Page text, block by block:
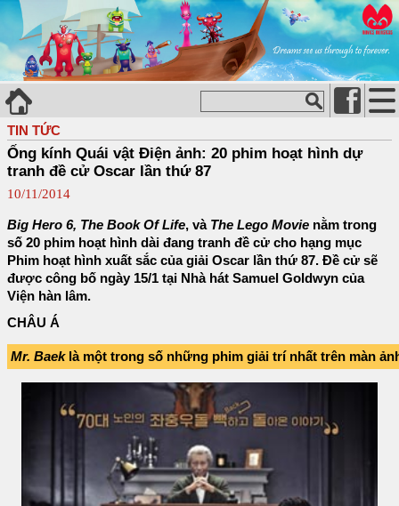
TIN TỨC
Ống kính Quái vật Điện ảnh: 20 phim hoạt hình dự
tranh đề cử Oscar lần thứ 87
10/11/2014
Big Hero 6, The Book Of Life, và The Lego Movie nằm trong
số 20 phim hoạt hình dài đang tranh đề cử cho hạng mục
Phim hoạt hình xuất sắc của giải Oscar lần thứ 87. Đề cử sẽ
được công bố ngày 15/1 tại Nhà hát Samuel Goldwyn của
Viện hàn lâm.
CHÂU Á
Mr. Baeklà một trong số những phim giải trí nhất trên màn